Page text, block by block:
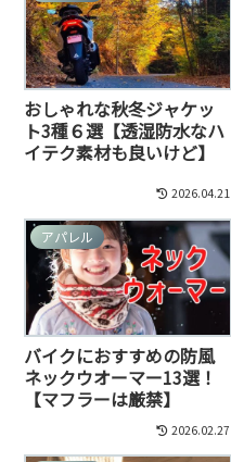
おしゃれな秋冬ジャケッ
ト3種６選【透湿防水なハ
イテク素材も良いけど】
2026.04.21
アパレル
バイクにおすすめの防風
ネックウオーマー13選！
【マフラーは厳禁】
2026.02.27